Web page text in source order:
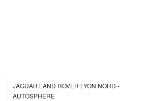
JAGUAR LAND ROVER LYON NORD -
AUTOSPHERE